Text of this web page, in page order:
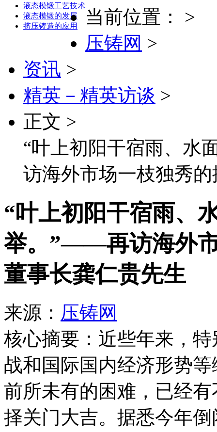
液态模锻工艺技术
液态模锻的发展
挤压铸造的应用
当前位置： >
压铸网 >
资讯 >
精英－精英访谈 >
正文 >
“叶上初阳干宿雨、
访海外市场一枝独秀
“叶上初阳干宿雨
举。”——再访海外
董事长龚仁贵先生
来源： 压铸网
核心摘要：近些年来，
战和国际国内经济形势
前所未有的困难，已经
择关门大吉。据悉今年